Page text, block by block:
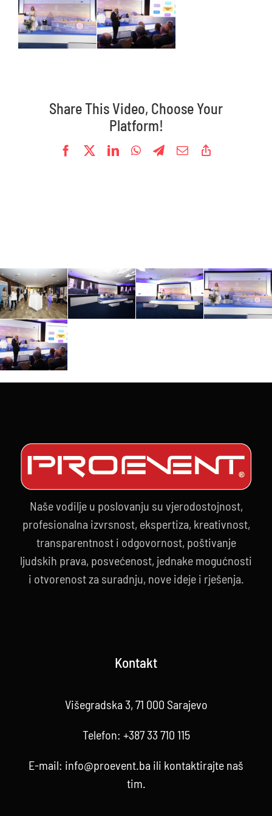
Oprema
Galerije
Share This Video, Choose Your
Platform!
FacebookLinkedInWhatsApp
Telegram
Email
Naše vodilje u poslovanju su vjerodostojnost,
profesionalna izvrsnost, ekspertiza, kreativnost,
transparentnost i odgovornost, poštivanje
ljudskih prava, posvećenost, jednake mogućnosti
i otvorenost za suradnju, nove ideje i rješenja.
Kontakt
Višegradska 3, 71 000 Sarajevo
Telefon: +387 33 710 115
E-mail: info@proevent.ba ili kontaktirajte naš
tim.